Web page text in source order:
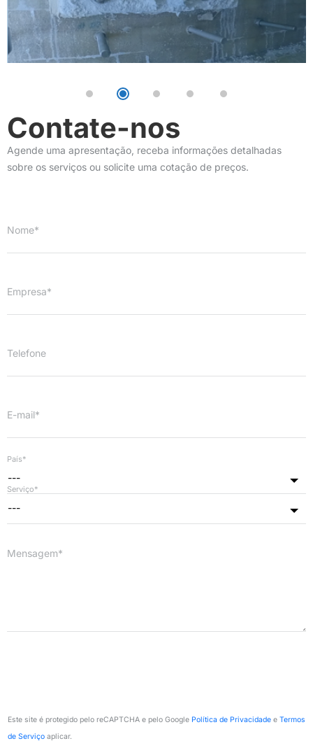
Contate-nos
Agende uma apresentação, receba informações detalhadas
sobre os serviços ou solicite uma cotação de preços.
Nome*
Empresa*
Telefone
E-mail*
Mensagem*
Este site é protegido pelo reCAPTCHA e pelo Google Política de Privacidade
Termos
de Serviço
aplicar.